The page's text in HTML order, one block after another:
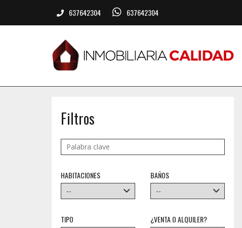
637642304 637642304
Filtros
HABITACIONES BAÑOS
TIPO ¿VENTA O ALQUILER?